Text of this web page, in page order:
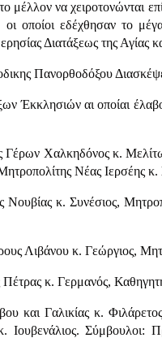
μέλλον να χειροτονώνται
οι οποίοι εδέχθησαν το
Διατάξεως της Αγίας
Πανορθοδόξου
Έκκλησιών αι οποίαι
Γέρων Χαλκηδόνος κ.
Νέας Ιερσέης
Νουβίας κ. Συνέσιος,
Λιβάνου κ. Γεώργιος,
Πέτρας κ. Γερμανός,
και Γαλικίας κ.
Ιουβενάλιος.